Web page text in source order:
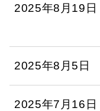
2025年8月19日
2025年8月5日
2025年7月16日